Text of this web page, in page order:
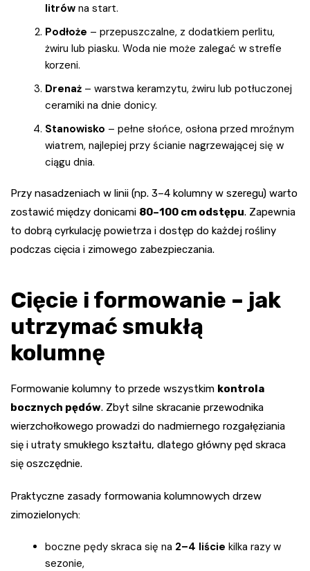
litrów na start.
Podłoże – przepuszczalne, z dodatkiem perlitu,
żwiru lub piasku. Woda nie może zalegać w strefie
korzeni.
Drenaż – warstwa keramzytu, żwiru lub potłuczonej
ceramiki na dnie donicy.
Stanowisko – pełne słońce, osłona przed mroźnym
wiatrem, najlepiej przy ścianie nagrzewającej się w
ciągu dnia.
Przy nasadzeniach w linii (np. 3–4 kolumny w szeregu) warto
zostawić między donicami 80–100 cm odstępu. Zapewnia
to dobrą cyrkulację powietrza i dostęp do każdej rośliny
podczas cięcia i zimowego zabezpieczania.
Cięcie i formowanie – jak
utrzymać smukłą
kolumnę
Formowanie kolumny to przede wszystkim kontrola
bocznych pędów. Zbyt silne skracanie przewodnika
wierzchołkowego prowadzi do nadmiernego rozgałęziania
się i utraty smukłego kształtu, dlatego główny pęd skraca
się oszczędnie.
Praktyczne zasady formowania kolumnowych drzew
zimozielonych:
boczne pędy skraca się na 2–4 liście kilka razy w
sezonie,